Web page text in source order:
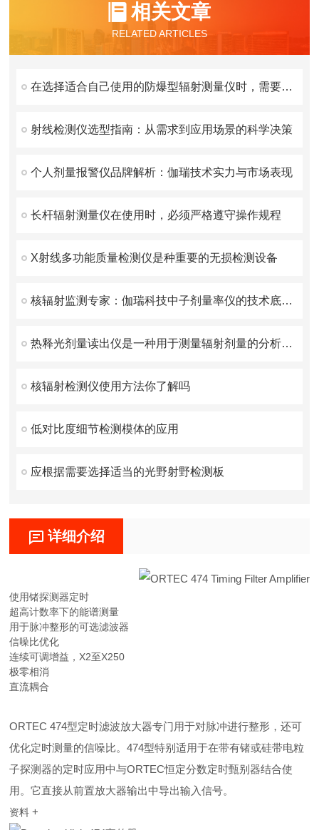
相关文章
RELATED ARTICLES
在选择适合自己使用的防爆型辐射测量仪时，需要考虑这些方面
射线检测仪选型指南：从需求到应用场景的科学决策
个人剂量报警仪品牌解析：伽瑞技术实力与市场表现
长杆辐射测量仪在使用时，必须严格遵守操作规程
X射线多功能质量检测仪是种重要的无损检测设备
核辐射监测专家：伽瑞科技中子剂量率仪的技术底蕴与市场口碑验证
热释光剂量读出仪是一种用于测量辐射剂量的分析设备
核辐射检测仪使用方法你了解吗
低对比度细节检测模体的应用
应根据需要选择适当的光野射野检测板
详细介绍
使用锗探测器定时
超高计数率下的能谱测量
用于脉冲整形的可选滤波器
信噪比优化
连续可调增益，X2至X250
极零相消
直流耦合
ORTEC 474型定时滤波放大器专门用于对脉冲进行整形，还可
优化定时测量的信噪比。474型特别适用于在带有锗或硅带电粒
子探测器的定时应用中与ORTEC恒定分数定时甄别器结合使
用。它直接从前置放大器输出中导出输入信号。
资料+